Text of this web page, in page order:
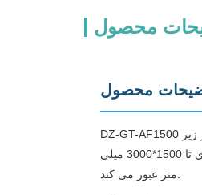
محصول
محصول
DZ-GT-AF1500 یک دستگاه پولیش هوشمند از نوع دروازه ای سنگین است که دارای سیستم تغذیه خودکار قابل برنامه ریزی برای پرداخت سطح با راندمان بالا است. ساختار زیر
بشکهای مستحکم کل منطقه کار را در بر می گیرد و سرهای صیقل دهنده منفرد یا دوگانه را حمل می کند که از روی صفحات سنگی بزرگ یا صفحات فلزی تا 1500*3000 میلی